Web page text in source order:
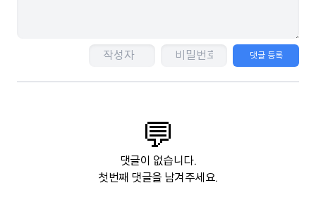
댓글 등록
💬
댓글이 없습니다.
첫번째 댓글을 남겨주세요.